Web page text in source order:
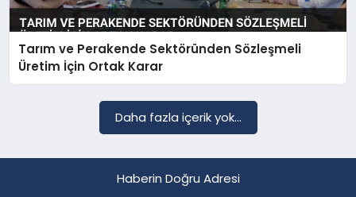
SAĞLIK
Tarım ve Perakende Sektöründen Sözleşmeli
Üretim İçin Ortak Karar
Daha fazla içerik yok...
Haberin Doğru Adresi